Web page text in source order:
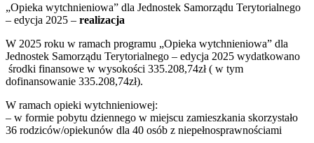
„Opieka wytchnieniowa” dla Jednostek Samorządu Terytorialnego
– edycja 2025 – realizacja
W 2025 roku w ramach programu „Opieka wytchnieniowa” dla
Jednostek Samorządu Terytorialnego – edycja 2025 wydatkowano
środki finansowe w wysokości 335.208,74zł ( w tym
dofinansowanie 335.208,74zł).
W ramach opieki wytchnieniowej:
– w formie pobytu dziennego w miejscu zamieszkania skorzystało
36 rodziców/opiekunów dla 40 osób z niepełnosprawnościami